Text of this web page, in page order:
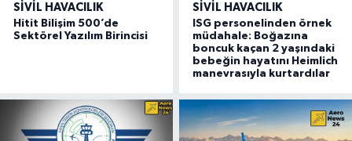
SIVIL HAVACILIK
Hitit Bilişim 500’de
Sektörel Yazılım Birincisi
SIVIL HAVACILIK
ISG personelinden örnek
müdahale: Boğazına
boncuk kaçan 2 yaşındaki
bebeğin hayatını Heimlich
manevrasıyla kurtardılar